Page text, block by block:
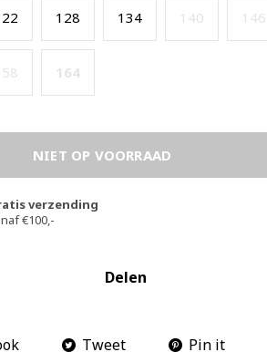
128 134 140 146
164
NIET OP VOORRAAD
verzending
€100,-
Delen
Tweet Pin it